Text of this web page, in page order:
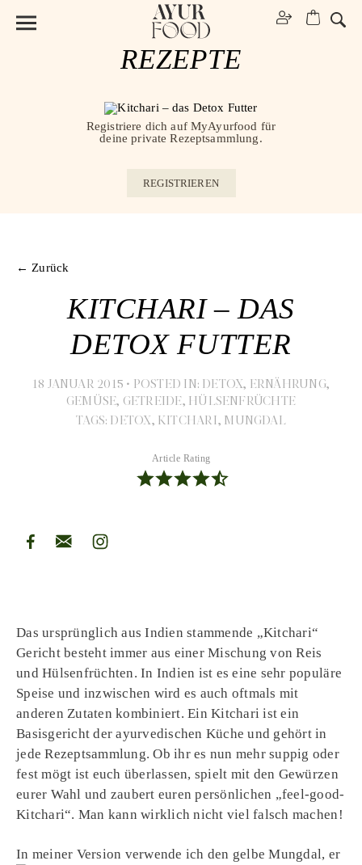
REZEPTE
Registriere dich auf MyAyurfood für
deine private Rezeptsammlung.
REGISTRIEREN
← Zurück
KITCHARI – DAS
DETOX FUTTER
18 JANUAR 2015 • POSTED IN: DETOX, ERNÄHRUNG,
GEMÜSE, GETREIDE,
HÜLSENFRÜCHTE
TAGS:
DETOX, KITCHARI , MUNGDAL
Article Rating
Das ursprünglich aus Indien stammende „Kitchari“
Gericht besteht immer aus einer Mischung von Reis
und Hülsenfrüchten. In Indien ist es eine sehr populäre
Speise und inzwischen wird es auch oftmals mit
anderen Zutaten kombiniert. Ein Kitchari ist ein
Basisgericht der ayurvedischen Küche und gehört in
jede Rezeptsammlung. Ob ihr es nun mehr suppig oder
fest mögt ist euch überlassen, spielt mit den Gewürzen
eurer Wahl und zaubert euren persönlichen „feel-good-
Kitchari“. Man kann wirklich nicht viel falsch machen!
In meiner Version verwende ich den gelbe Mungdal, er